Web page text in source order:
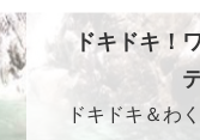
ドキドキ！
ドキドキ＆わ